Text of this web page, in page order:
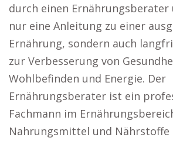
durch einen
nur eine Anleitung zu einer
Ernährung, sondern auch
zur Verbesserung von
Wohlbefinden und Energie. Der
Ernährungsberater ist ein
Fachmann im
Nahrungsmittel und Nährstoffe